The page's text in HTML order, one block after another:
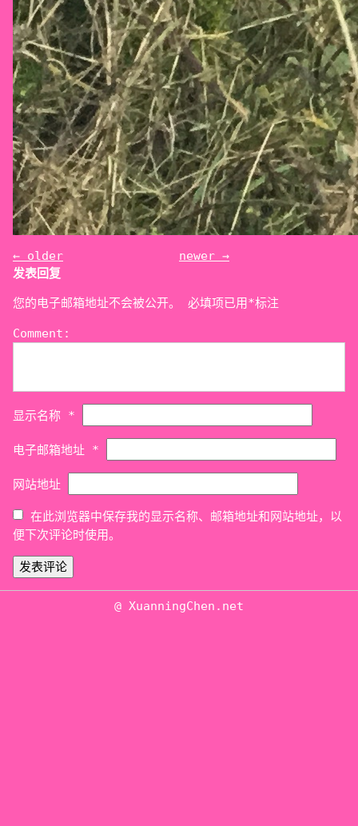
← older newer →
发表回复
您的电子邮箱地址不会被公开。 必填项已用*标注
Comment:
显示名称 *
电子邮箱地址 *
网站地址
在此浏览器中保存我的显示名称、邮箱地址和网站地址，以
便下次评论时使用。
@ XuanningChen.net